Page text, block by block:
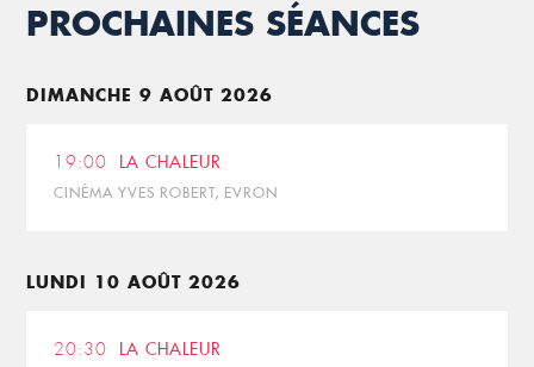
PROCHAINES SÉANCES
DIMANCHE 9 AOÛT 2026
19:00 LA CHALEUR
CINÉMA YVES ROBERT, EVRON
LUNDI 10 AOÛT 2026
20:30 LA CHALEUR